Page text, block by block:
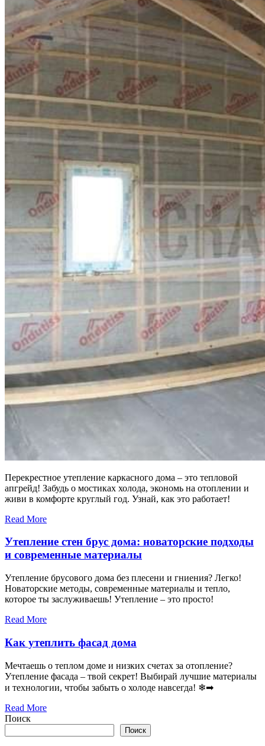
Перекрестное утепление каркасного дома – это тепловой
апгрейд! Забудь о мостиках холода, экономь на отоплении и
живи в комфорте круглый год. Узнай, как это работает!
Read More
Утепление стен брус дома: новаторские подходы
и современные материалы
Утепление брусового дома без плесени и гниения? Легко!
Новаторские методы, современные материалы и тепло,
которое ты заслуживаешь! Утепление – это просто!
Read More
Как утеплить фасад дома
Мечтаешь о теплом доме и низких счетах за отопление?
Утепление фасада – твой секрет! Выбирай лучшие материалы
и технологии, чтобы забыть о холоде навсегда! ❄➡
Read More
Поиск
Поиск